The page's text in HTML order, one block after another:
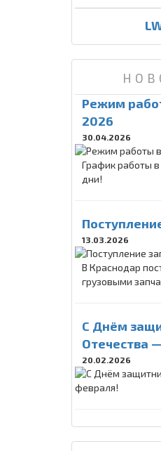
Режим
2026
30.04.2026
График работы
дни!
13.03.2026
В Краснодар
грузовыми
C Днём
Отечества
20.02.2026